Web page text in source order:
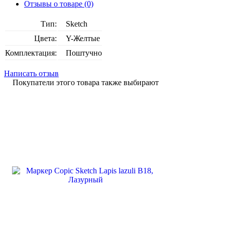
Отзывы о товаре (0)
Тип:
Sketch
Цвета:
Y-Желтые
Комплектация:
Поштучно
Написать отзыв
Покупатели этого товара также выбирают